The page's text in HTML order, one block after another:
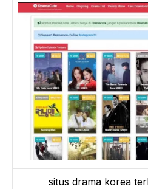
situs drama korea